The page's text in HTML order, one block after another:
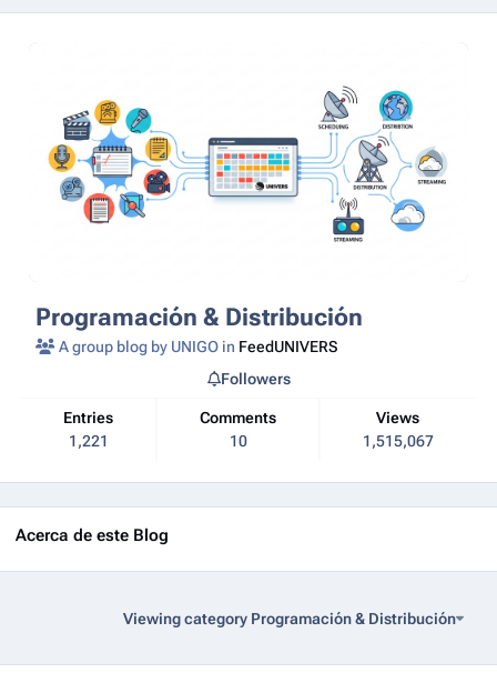
Programación & Distribución
A group blog by UNIGO in FeedUNIVERS
Entries
1,221
Comments
10
Views
1,515,067
Followers
Acerca de este Blog
Viewing category Programación & Distribución